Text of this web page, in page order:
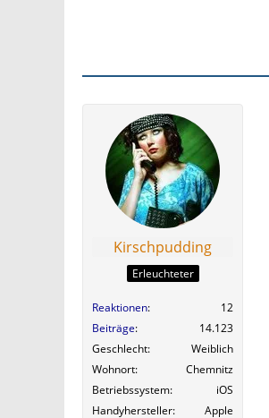
Kirschpudding
Erleuchteter
Reaktionen
12
Beiträge
14.123
Geschlecht
Weiblich
Wohnort
Chemnitz
Betriebssystem
iOS
Handyhersteller
Apple